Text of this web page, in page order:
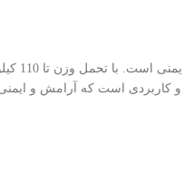
کاربردی است که آرامش و